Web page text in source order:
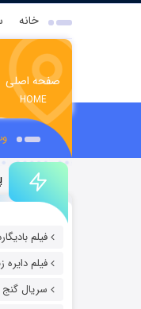
خانه
صفحه اصلی
HOME
فیلم
فیلم دایره
سریال